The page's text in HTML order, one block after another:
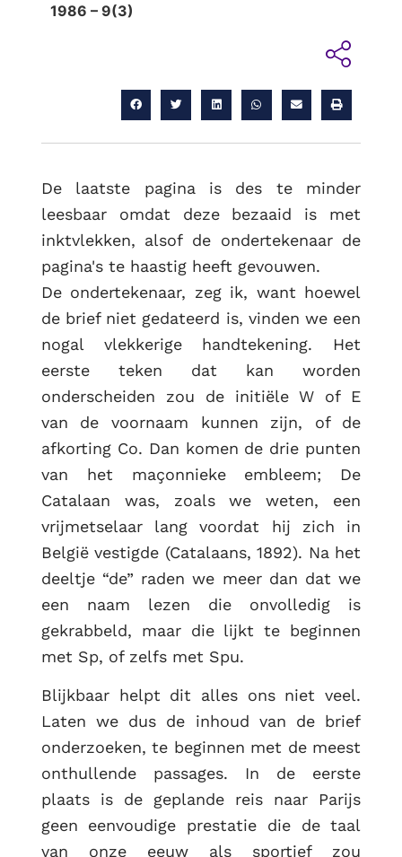
1986 – 9(3)
De laatste pagina is des te minder
leesbaar omdat deze bezaaid is met
inktvlekken, alsof de ondertekenaar de
pagina's te haastig heeft gevouwen.
De ondertekenaar, zeg ik, want hoewel
de brief niet gedateerd is, vinden we een
nogal vlekkerige handtekening. Het
eerste teken dat kan worden
onderscheiden zou de initiële W of E
van de voornaam kunnen zijn, of de
afkorting Co. Dan komen de drie punten
van het maçonnieke embleem; De
Catalaan was, zoals we weten, een
vrijmetselaar lang voordat hij zich in
België vestigde (Catalaans, 1892). Na het
deeltje “de” raden we meer dan dat we
een naam lezen die onvolledig is
gekrabbeld, maar die lijkt te beginnen
met Sp, of zelfs met Spu.
Blijkbaar helpt dit alles ons niet veel.
Laten we dus de inhoud van de brief
onderzoeken, te beginnen met de meest
onthullende passages. In de eerste
plaats is de geplande reis naar Parijs
geen eenvoudige prestatie die de taal
van onze eeuw als sportief zou